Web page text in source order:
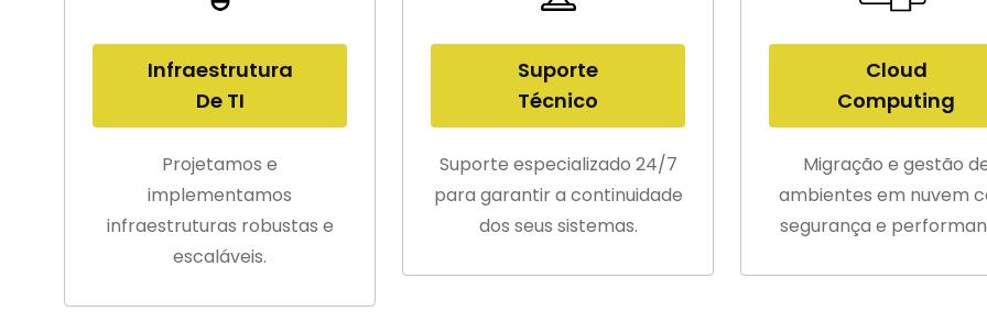
Infraestrutura
De TI
Projetamos e
implementamos
infraestruturas robustas e
escaláveis.
Suporte
Técnico
Suporte especializado 24/7
para garantir a continuidade
dos seus sistemas.
Cloud
Computing
Migração e gestão
ambientes em nuvem
segurança e